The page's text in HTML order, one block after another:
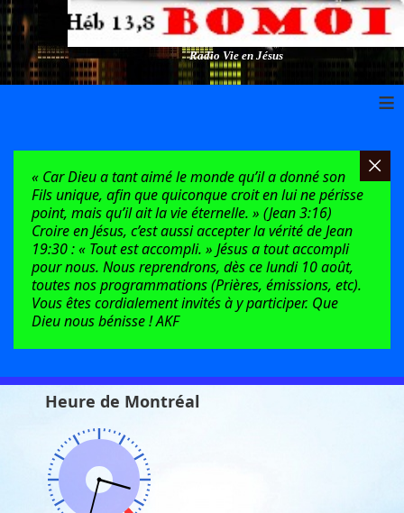
Radio Vie en Jésus
≡
« Car Dieu a tant aimé le monde qu’il a donné son
Fils unique, afin que quiconque croit en lui ne périsse
point, mais qu’il ait la vie éternelle. » (Jean 3:16)
Croire en Jésus, c’est aussi accepter la vérité de Jean
19:30 : « Tout est accompli. » Jésus a tout accompli
pour nous. Nous reprendrons, dès ce lundi 10 août,
toutes nos programmations (Prières, émissions, etc).
Vous êtes cordialement invités à y participer. Que
Dieu nous bénisse ! AKF
Heure de Montréal